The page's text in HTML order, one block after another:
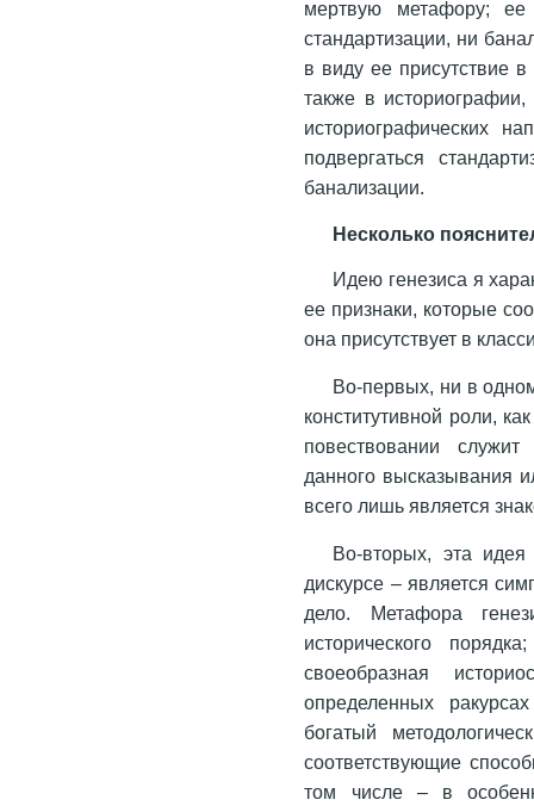
мертвую метафору; ее
стандартизации, ни
в виду ее присутствие
также в
историографических
подвергаться
банализации.
Несколько
Идею генезиса я
ее признаки, которые
она присутствует в
Во-первых, ни в
конститутивной роли,
повествовании
данного высказывания
всего лишь является
Во-вторых, эта идея
дискурсе – является
дело. Метафора
исторического
своеобразная
определенных
богатый
соответствующие
том числе – в